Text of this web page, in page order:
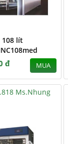
108 lít
đ MUA
Ms.Nhung